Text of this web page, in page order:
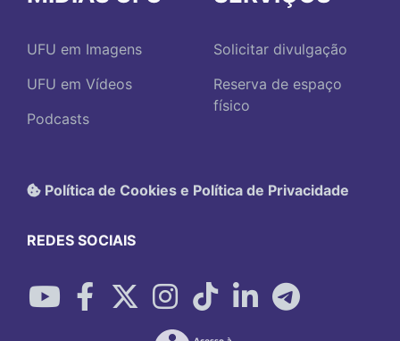
UFU em Imagens
UFU em Vídeos
Podcasts
Solicitar divulgação
Reserva de espaço
físico
Política de Cookies e Política de Privacidade
REDES SOCIAIS